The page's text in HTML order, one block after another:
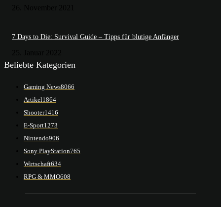
7 Days to Die: Survival Guide – Tipps für blutige Anfänger
Beliebte Kategorien
Gaming News8066
Artikel1864
Shooter1416
E-Sport1273
Nintendo906
Sony PlayStation765
Wirtschaft634
RPG & MMO608